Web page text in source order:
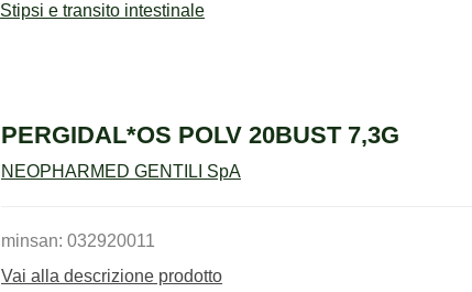
Stipsi e transito intestinale
PERGIDAL*OS POLV 20BUST 7,3G
NEOPHARMED GENTILI SpA
minsan: 032920011
Vai alla descrizione prodotto